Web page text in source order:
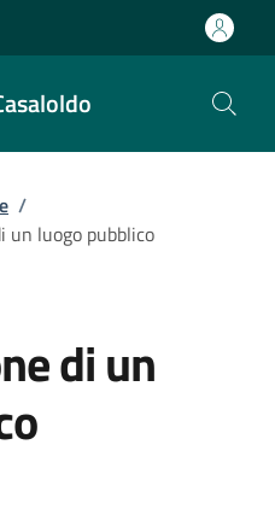
/
un luogo pubblico
di un